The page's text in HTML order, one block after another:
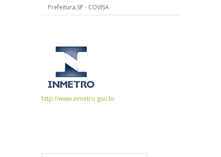
Prefeitura.SP - COVISA
http://www.inmetro.gov.br